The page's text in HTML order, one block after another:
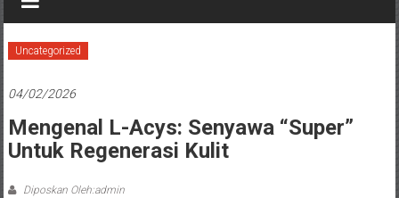
Uncategorized
04/02/2026
Mengenal L-Acys: Senyawa “Super”
Untuk Regenerasi Kulit
Diposkan Oleh:admin